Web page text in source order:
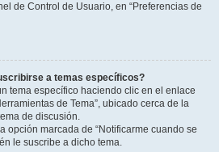
de Control de Usuario, en “Preferencias de
a temas específicos?
tema específico haciendo clic en el enlace
de Tema”, ubicado cerca de la
de discusión.
opción marcada de “Notificarme cuando se
le suscribe a dicho tema.